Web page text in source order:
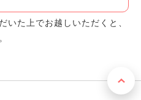
いた上でお越しいただくと、